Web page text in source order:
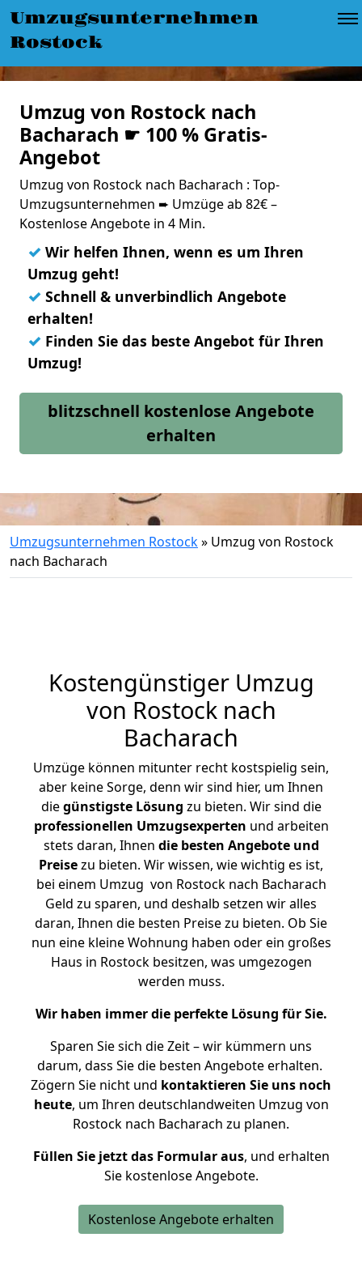
Umzugsunternehmen
Rostock
Umzug von Rostock nach
Bacharach ☛ 100 % Gratis-
Angebot
Umzug von Rostock nach Bacharach : Top-
Umzugsunternehmen ➨ Umzüge ab 82€ –
Kostenlose Angebote in 4 Min.
✓ Wir helfen Ihnen, wenn es um Ihren
Umzug geht!
✓ Schnell & unverbindlich Angebote
erhalten!
✓ Finden Sie das beste Angebot für Ihren
Umzug!
blitzschnell kostenlose Angebote
erhalten
Umzugsunternehmen Rostock» Umzug von Rostock
nach Bacharach
Kostengünstiger Umzug
von Rostock nach
Bacharach
Umzüge können mitunter recht kostspielig sein,
aber keine Sorge, denn wir sind hier, um Ihnen
diegünstigste Lösung zu bieten. Wir sind die
professionellen Umzugsexperten und arbeiten
stets daran, Ihnen die besten Angebote und
Preisezu bieten. Wir wissen, wie wichtig es ist,
bei einem Umzug von Rostock nach Bacharach
Geld zu sparen, und deshalb setzen wir alles
daran, Ihnen die besten Preise zu bieten. Ob Sie
nun eine kleine Wohnung haben oder ein großes
Haus in Rostock besitzen, was umgezogen
werden muss.
Wir haben immer die perfekte Lösung für Sie.
Sparen Sie sich die Zeit – wir kümmern uns
darum, dass Sie die besten Angebote erhalten.
Zögern Sie nicht und kontaktieren Sie uns noch
heute, um Ihren deutschlandweiten Umzug von
Rostock nach Bacharach zu planen.
Füllen Sie jetzt das Formular aus, und erhalten
Sie kostenlose Angebote.
Kostenlose Angebote erhalten